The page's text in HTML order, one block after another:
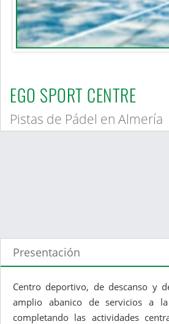
EGO SPORT CENTRE
Pistas de Pádel en Almería
Presentación
Centro deportivo, de descanso y
amplio abanico de servicios a
completando las actividades